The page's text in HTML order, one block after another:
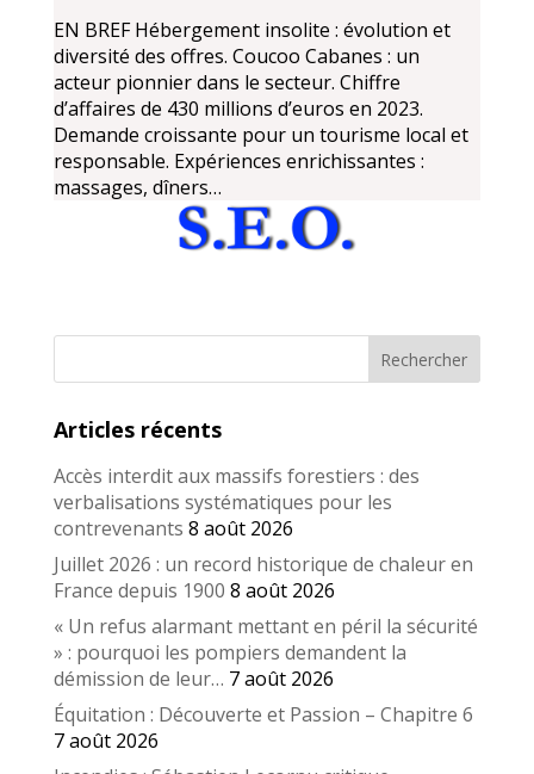
EN BREF Hébergement insolite : évolution et
diversité des offres. Coucoo Cabanes : un
acteur pionnier dans le secteur. Chiffre
d’affaires de 430 millions d’euros en 2023.
Demande croissante pour un tourisme local et
responsable. Expériences enrichissantes :
massages, dîners…
Articles récents
Accès interdit aux massifs forestiers : des
verbalisations systématiques pour les
contrevenants 8 août 2026
Juillet 2026 : un record historique de chaleur en
France depuis 1900 8 août 2026
« Un refus alarmant mettant en péril la sécurité
» : pourquoi les pompiers demandent la
démission de leur… 7 août 2026
Équitation : Découverte et Passion – Chapitre 6
7 août 2026